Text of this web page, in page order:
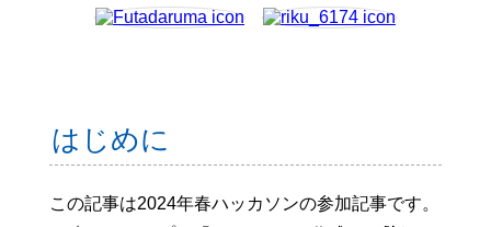
はじめに
この記事は2024年春ハッカソンの参加記事です。